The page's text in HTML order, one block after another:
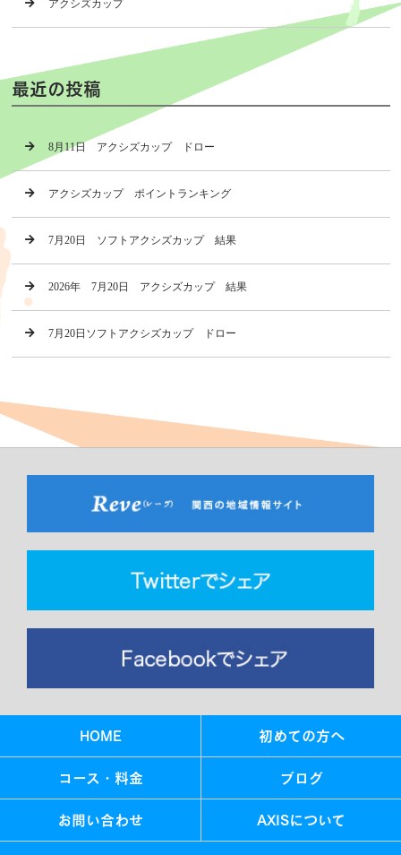
アクシズカップ
最近の投稿
8月11日 アクシズカップ ドロー
アクシズカップ ポイントランキング
7月20日 ソフトアクシズカップ 結果
2026年 7月20日 アクシズカップ 結果
7月20日ソフトアクシズカップ ドロー
HOME 初めての方へ
コース・料金 ブログ
お問い合わせ AXISについて